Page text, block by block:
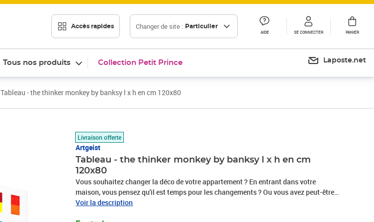
Accès rapides Changer de site : Particulier
AIDE SE CONNECTER PANIER
Tous nos produits Collection Petit Prince Laposte.net
Tableau - the thinker monkey by banksy l x h en cm 120x80
Livraison offerte
Artgeist
Tableau - the thinker monkey by banksy l x h en cm
120x80
Vous souhaitez changer la déco de votre appartement ? En entrant dans votre
maison, vous pensez qu'il est temps pour les changements ? Ou vous avez peut-être
besoin d’un cadeau exceptionnel ?Le tableau "Tableau - The Thinker Monkey by
Voir la description
Prix barré 147,23 €
Prix 129,56€